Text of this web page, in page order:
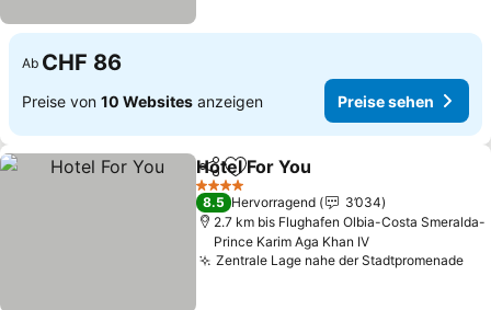
Ab CHF 86
Preise von 10 Websites anzeigen Preise sehen
TeilenZu Favoriten hinzufügen
Hotel For You
4 Sterne
8.5 Hervorragend
3’034
2.7 km bis Flughafen Olbia-Costa Smeralda-
Prince Karim Aga Khan IV
Zentrale Lage nahe der Stadtpromenade